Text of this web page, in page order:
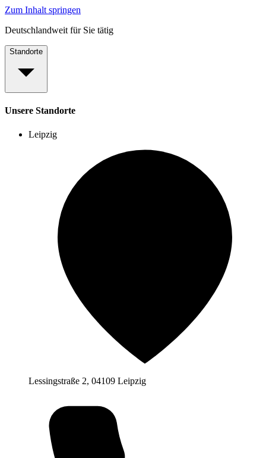
Zum Inhalt springen
Deutschlandweit für Sie tätig
Standorte
Unsere Standorte
Leipzig
Lessingstraße 2, 04109 Leipzig